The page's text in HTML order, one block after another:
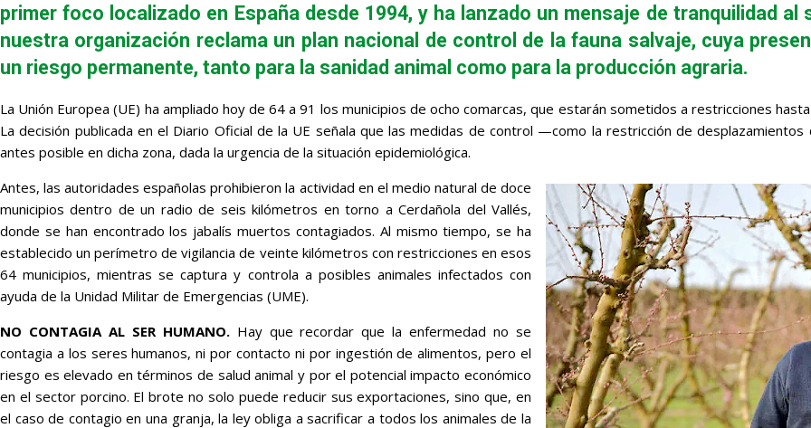
primer foco localizado en España desde 1994, y ha lanzado un mensaje de tranquilidad
nuestra organización reclama un plan nacional de control de la fauna salvaje, cuya
un riesgo permanente, tanto para la sanidad animal como para la producción agraria.
La Unión Europea (UE) ha ampliado hoy de 64 a 91 los municipios de ocho comarcas, que estarán sometidos a restricciones
La decisión publicada en el Diario Oficial de la UE señala que las medidas de control —como la restricción de
antes posible en dicha zona, dada la urgencia de la situación epidemiológica.
Antes, las autoridades españolas prohibieron la actividad en el medio natural de doce
municipios dentro de un radio de seis kilómetros en torno a Cerdañola del Vallés,
donde se han encontrado los jabalís muertos contagiados. Al mismo tiempo, se ha
establecido un perímetro de vigilancia de veinte kilómetros con restricciones en esos
64 municipios, mientras se captura y controla a posibles animales infectados con
ayuda de la Unidad Militar de Emergencias (UME).
NO CONTAGIA AL SER HUMANO.Hay que recordar que la enfermedad no se
contagia a los seres humanos, ni por contacto ni por ingestión de alimentos, pero el
riesgo es elevado en términos de salud animal y por el potencial impacto económico
en el sector porcino. El brote no solo puede reducir sus exportaciones, sino que, en
el caso de contagio en una granja, la ley obliga a sacrificar a todos los animales de la